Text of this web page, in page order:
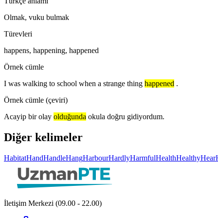
Olmak, vuku bulmak
Türevleri
happens, happening, happened
Örnek cümle
I was walking to school when a strange thing happened .
Örnek cümle (çeviri)
Acayip bir olay olduğunda okula doğru gidiyordum.
Diğer kelimeler
HabitatHandHandleHangHarbourHardlyHarmfulHealthHealthyHear
İletişim Merkezi (09.00 - 22.00)